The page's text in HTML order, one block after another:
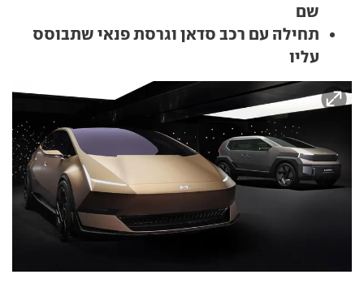
שם
תחילה עם רכב סדאן וגרסת פנאי שתבוסס
עליו